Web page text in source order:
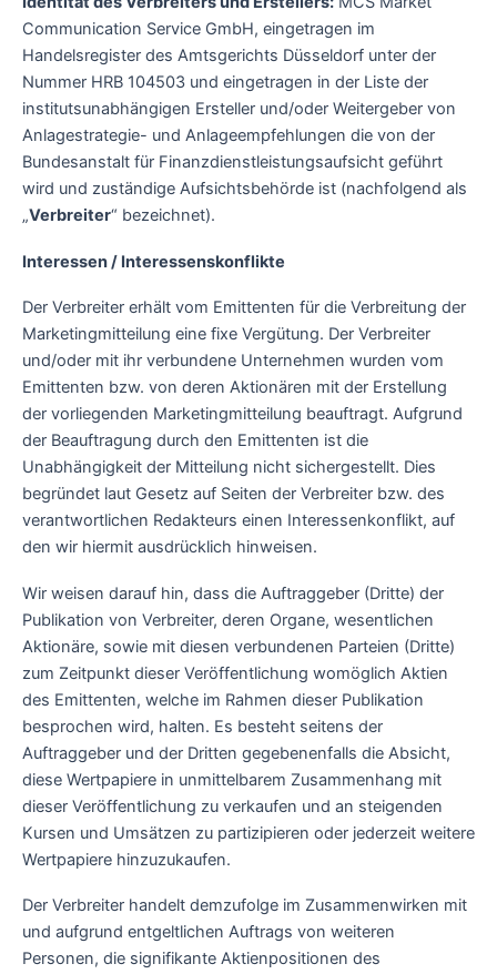
Communication Service GmbH, eingetragen im
Handelsregister des Amtsgerichts Düsseldorf unter der
Nummer HRB 104503 und eingetragen in der Liste der
institutsunabhängigen Ersteller und/oder Weitergeber von
Anlagestrategie- und Anlageempfehlungen die von der
Bundesanstalt für Finanzdienstleistungsaufsicht geführt
wird und zuständige Aufsichtsbehörde ist (nachfolgend als
„Verbreiter“ bezeichnet).
Interessen / Interessenskonflikte
Der Verbreiter erhält vom Emittenten für die Verbreitung der
Marketingmitteilung eine fixe Vergütung. Der Verbreiter
und/oder mit ihr verbundene Unternehmen wurden vom
Emittenten bzw. von deren Aktionären mit der Erstellung
der vorliegenden Marketingmitteilung beauftragt. Aufgrund
der Beauftragung durch den Emittenten ist die
Unabhängigkeit der Mitteilung nicht sichergestellt. Dies
begründet laut Gesetz auf Seiten der Verbreiter bzw. des
verantwortlichen Redakteurs einen Interessenkonflikt, auf
den wir hiermit ausdrücklich hinweisen.
Wir weisen darauf hin, dass die Auftraggeber (Dritte) der
Publikation von Verbreiter, deren Organe, wesentlichen
Aktionäre, sowie mit diesen verbundenen Parteien (Dritte)
zum Zeitpunkt dieser Veröffentlichung womöglich Aktien
des Emittenten, welche im Rahmen dieser Publikation
besprochen wird, halten. Es besteht seitens der
Auftraggeber und der Dritten gegebenenfalls die Absicht,
diese Wertpapiere in unmittelbarem Zusammenhang mit
dieser Veröffentlichung zu verkaufen und an steigenden
Kursen und Umsätzen zu partizipieren oder jederzeit weitere
Wertpapiere hinzuzukaufen.
Der Verbreiter handelt demzufolge im Zusammenwirken mit
und aufgrund entgeltlichen Auftrags von weiteren
Personen, die signifikante Aktienpositionen des